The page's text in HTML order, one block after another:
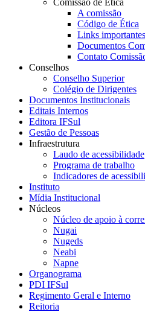
A comissão
Código de Ética
Links importantes
Documentos
Contato
Conselhos
Conselho Superior
Colégio de Dirigentes
Documentos Institucionais
Editais Internos
Editora IFSul
Gestão de Pessoas
Infraestrutura
Laudo de acessibilidade
Programa de trabalho
Indicadores de
Instituto
Mídia Institucional
Núcleos
Núcleo de apoio à
Nugai
Nugeds
Neabi
Napne
Organograma
PDI IFSul
Regimento Geral e Interno
Reitoria